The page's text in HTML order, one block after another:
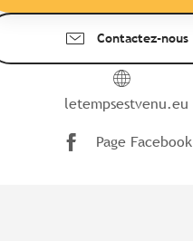
Contactez-nous
letempsestvenu.eu
Page Facebook